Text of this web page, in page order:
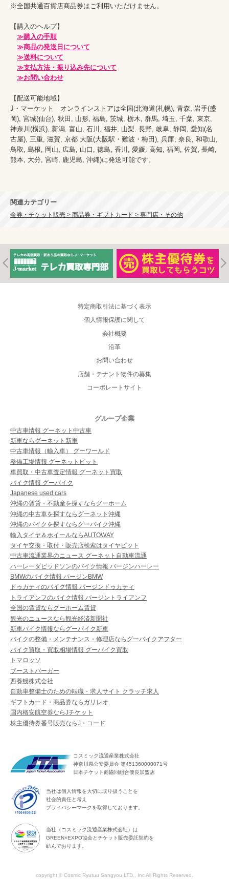
※全国共通百貨店商品券はご利用いただけません。
【購入のヘルプ】
≫購入の手順
≫商品の発送日について
≫送料について
≫支払方法・振り込み先について
≫お問い合わせ
【配送可能地域】
J・マーケット　オンラインストアは全国(北海道(札幌), 青森, 岩手(盛
岡), 宮城(仙台), 秋田, 山形, 福島, 茨城, 栃木, 群馬, 埼玉, 千葉, 東京,
神奈川(横浜), 新潟, 富山, 石川, 福井, 山梨, 長野, 岐阜, 静岡, 愛知(名
古屋), 三重, 滋賀, 京都 大阪(大阪駅・難波・梅田), 兵庫, 奈良, 和歌山,
鳥取, 島根, 岡山, 広島, 山口, 徳島, 香川, 愛媛, 高知, 福岡, 佐賀, 長崎,
熊本, 大分, 宮崎, 鹿児島, 沖縄)に発送可能です。
関連カテゴリー
金券・チケット販売 > 商品券・ギフトカード > 専門店・その他
特定商取引法に基づく表示
個人情報保護に関して
会社概要
沿革
お問い合わせ
店舗・テナント物件の募集
コーポレートサイト
グループ企業
中古車情報 グーネット中古車
新車ならグーネット新車
中古車情報（輸入車） グーワールド
整備工場情報 グーネットピット
車買取・中古車査定情報 グーネット買取
バイク情報 グーバイク
Japanese used cars
沖縄の賃貸・不動産を探すならグーホーム
沖縄の中古車を探すならグーネット沖縄
沖縄のバイクを探すならグーバイク沖縄
輸入タイヤ＆ホイールならAUTOWAY
タイヤ交換・取付・販売店検索はタイヤピット
中古車流通業界のニュース グーネット自動車流通
ハーレーダビッドソンのバイク情報 バージンハーレー
BMWのバイク情報 バージンBMW
ドゥカティのバイク情報 バージンドゥカティ
トライアンフのバイク情報 バージントライアンフ
全国の賃貸ならグーホーム賃貸
観光のニュースなら観光経済新聞社
新車バイク情報ならグーバイク新車
バイクの整備・メンテナンス・修理店ならグーバイクアフター
バイク買取・買取相場情報 グーバイク買取
トマロッソ
ブーストバーガー
西養鰻株式会社
自動車整備士のための転職・求人サイト クラッチ求人
ギフトカード・商品券ならガリレオ
国内格安航空券ならJチケット
株主優待券番号販売ならJ・コード
コスミック流通産業株式会社
神奈川県公安委員会 第451360000071号
日本チケット商協同組合優良加盟店
当社は個人情報を大切に取り扱うことを
社会的責任と考え
プライバシーマークを取得しております。
当社（コスミック流通産業株式会社）は
GREEN×EXPO協会とチケット販売委託契約を
結んでおります。
copyright © Cosmic Ryutuu Sangyou LTD., Inc All Rights Reserved.